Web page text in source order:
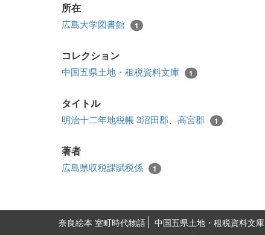
所在
広島大学図書館 1
コレクション
中国五県土地・租税資料文庫 1
タイトル
明治十二年地税帳 3沼田郡、高宮郡 1
著者
広島県収税課賦税係 1
奈良絵本 室町時代物語 中国五県土地・租税資料文庫